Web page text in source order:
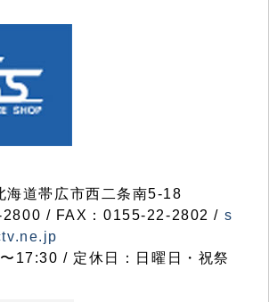
道帯広市西二条南5-18
/ FAX：0155-22-2802 / s
17:30 / 定休日：日曜日・祝祭